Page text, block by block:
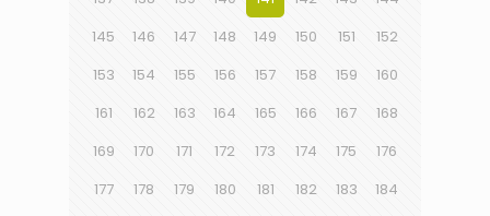
145
146 147 148 149 150 151
152
153
154 155 156 157 158 159
160
161
162 163 164 165 166 167
168
169
170 171 172 173 174 175
176
177
178 179 180 181 182 183
184